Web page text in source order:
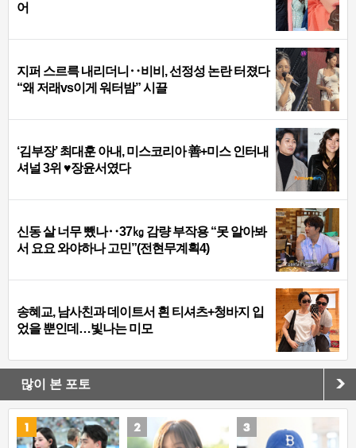
어
지퍼 스르륵 내리더니‥비비, 선정성 논란 터졌다
“왜 저래vs이게 워터밤” 시끌
‘김부장’ 최대훈 아내, 미스코리아 善+미스 인터내
셔널 3위 ♥장윤서였다
신동 살 너무 뺐나‥37㎏ 감량 부작용 “못 알아봐
서 요요 와야하나 고민”(전현무계획4)
송혜교, 남사친과 데이트서 흰 티셔츠+청바지 입
었을 뿐인데…빛나는 미모
많이 본 포토